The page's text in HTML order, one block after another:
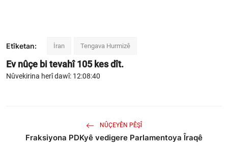
Etîketan: İran Tengava Hurmizê
Ev nûçe bi tevahî105kes dît.
Nûvekirina herî dawî: 12:08:40
NÛÇEYÊN PÊŞÎ
Fraksiyona PDKyê vedigere Parlamentoya Îraqê